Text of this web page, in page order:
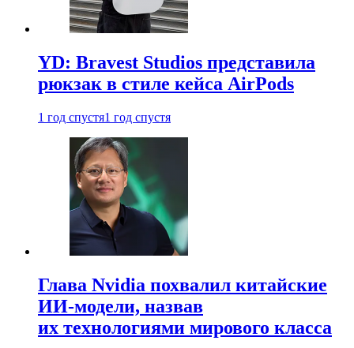
YD: Bravest Studios представила
рюкзак в стиле кейса AirPods
1 год спустя1 год спустя
Глава Nvidia похвалил китайские
ИИ-модели, назвав
их технологиями мирового класса